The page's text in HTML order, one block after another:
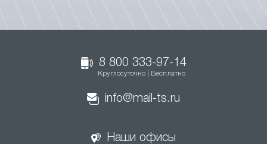
8 800 333-97-14
Круглосуточно | Бесплатно
info@mail-ts.ru
Наши офисы